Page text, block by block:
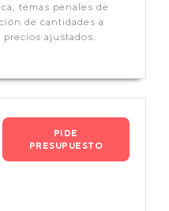
temas penales de
de cantidades a
ajustados.
PIDE
PRESUPUESTO